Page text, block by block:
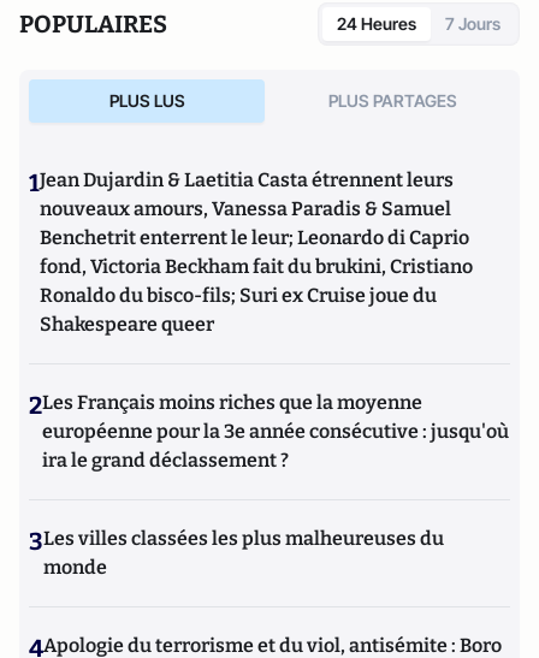
POPULAIRES 24 Heures 7 Jours
PLUS LUS PLUS PARTAGES
1Jean Dujardin & Laetitia Casta étrennent leurs
nouveaux amours, Vanessa Paradis & Samuel
Benchetrit enterrent le leur; Leonardo di Caprio
fond, Victoria Beckham fait du brukini, Cristiano
Ronaldo du bisco-fils; Suri ex Cruise joue du
Shakespeare queer
2Les Français moins riches que la moyenne
européenne pour la 3e année consécutive : jusqu'où
ira le grand déclassement ?
3Les villes classées les plus malheureuses du
monde
4Apologie du terrorisme et du viol, antisémite : Boro